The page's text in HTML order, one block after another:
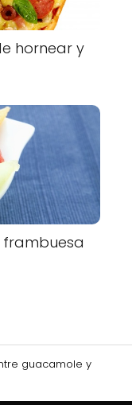
hornear y
frambuesa
guacamole y